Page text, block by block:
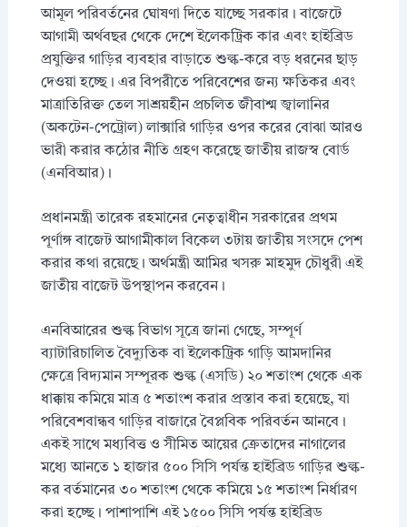
আমূল পরিবর্তনের ঘোষণা দিতে যাচ্ছে সরকার। বাজেটে
আগামী অর্থবছর থেকে দেশে ইলেকট্রিক কার এবং হাইব্রিড
প্রযুক্তির গাড়ির ব্যবহার বাড়াতে শুল্ক-করে বড় ধরনের ছাড়
দেওয়া হচ্ছে। এর বিপরীতে পরিবেশের জন্য ক্ষতিকর এবং
মাত্রাতিরিক্ত তেল সাশ্রয়হীন প্রচলিত জীবাশ্ম জ্বালানির
(অকটেন-পেট্রোল) লাক্সারি গাড়ির ওপর করের বোঝা আরও
ভারী করার কঠোর নীতি গ্রহণ করেছে জাতীয় রাজস্ব বোর্ড
(এনবিআর)।
প্রধানমন্ত্রী তারেক রহমানের নেতৃত্বাধীন সরকারের প্রথম
পূর্ণাঙ্গ বাজেট আগামীকাল বিকেল ৩টায় জাতীয় সংসদে পেশ
করার কথা রয়েছে। অর্থমন্ত্রী আমির খসরু মাহমুদ চৌধুরী এই
জাতীয় বাজেট উপস্থাপন করবেন।
এনবিআরের শুল্ক বিভাগ সূত্রে জানা গেছে, সম্পূর্ণ
ব্যাটারিচালিত বৈদ্যুতিক বা ইলেকট্রিক গাড়ি আমদানির
ক্ষেত্রে বিদ্যমান সম্পূরক শুল্ক (এসডি) ২০ শতাংশ থেকে এক
ধাক্কায় কমিয়ে মাত্র ৫ শতাংশ করার প্রস্তাব করা হয়েছে, যা
পরিবেশবান্ধব গাড়ির বাজারে বৈপ্লবিক পরিবর্তন আনবে।
একই সাথে মধ্যবিত্ত ও সীমিত আয়ের ক্রেতাদের নাগালের
মধ্যে আনতে ১ হাজার ৫০০ সিসি পর্যন্ত হাইব্রিড গাড়ির শুল্ক-
কর বর্তমানের ৩০ শতাংশ থেকে কমিয়ে ১৫ শতাংশ নির্ধারণ
করা হচ্ছে। পাশাপাশি এই ১৫০০ সিসি পর্যন্ত হাইব্রিড